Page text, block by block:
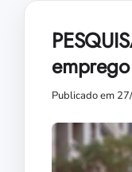
Publicado em